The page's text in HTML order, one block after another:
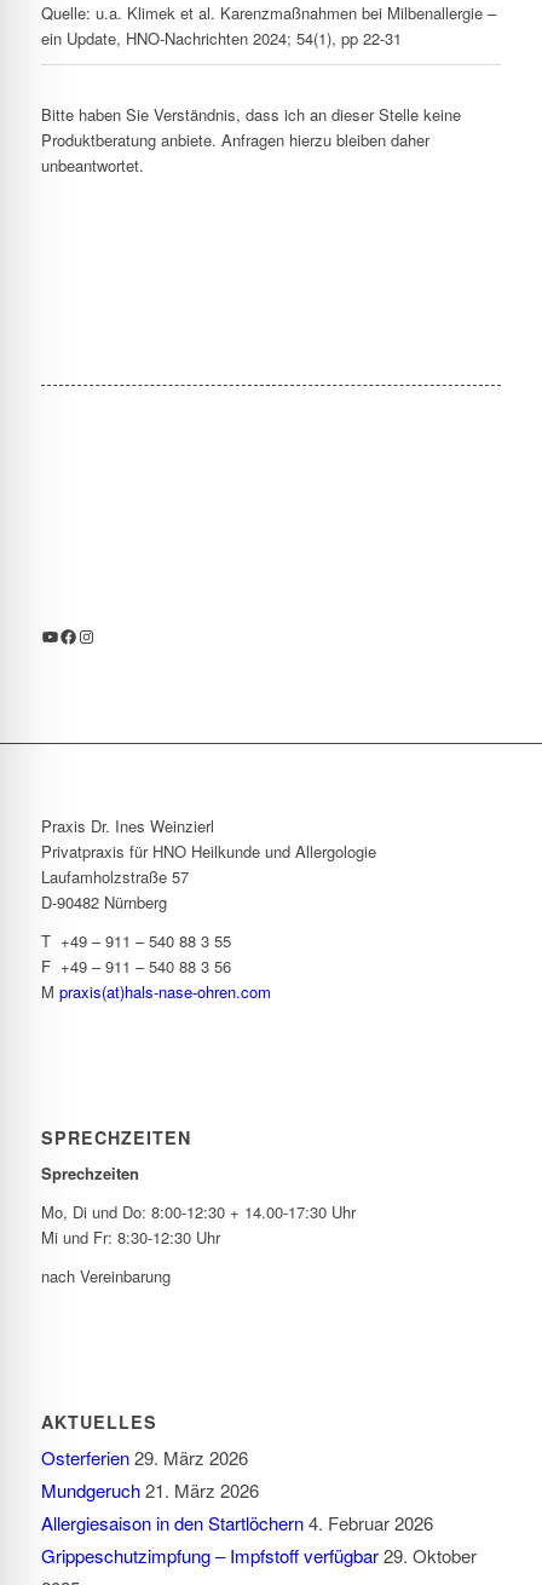
Quelle: u.a. Klimek et al. Karenzmaßnahmen bei Milbenallergie –
ein Update, HNO-Nachrichten 2024; 54(1), pp 22-31
Bitte haben Sie Verständnis, dass ich an dieser Stelle keine
Produktberatung anbiete. Anfragen hierzu bleiben daher
unbeantwortet.
YouTube
Facebook
Instagram
Praxis Dr. Ines Weinzierl
Privatpraxis für HNO Heilkunde und Allergologie
Laufamholzstraße 57
D-90482 Nürnberg
T +49 – 911 – 540 88 3 55
F +49 – 911 – 540 88 3 56
M praxis(at)hals-nase-ohren.com
SPRECHZEITEN
Sprechzeiten
Mo, Di und Do: 8:00-12:30 + 14.00-17:30 Uhr
Mi und Fr: 8:30-12:30 Uhr
nach Vereinbarung
AKTUELLES
Osterferien 29. März 2026
Mundgeruch 21. März 2026
Allergiesaison in den Startlöchern 4. Februar 2026
Grippeschutzimpfung – Impfstoff verfügbar 29. Oktober